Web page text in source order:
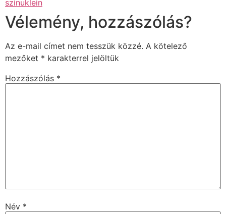
szinuklein
Vélemény, hozzászólás?
Az e-mail címet nem tesszük közzé. A kötelező
mezőket * karakterrel jelöltük
Hozzászólás *
Név *